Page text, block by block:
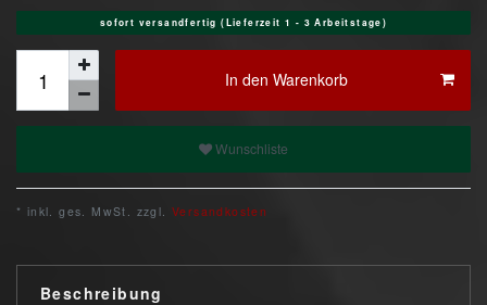
sofort versandfertig (Lieferzeit 1 - 3 Arbeitstage)
In den Warenkorb
Wunschliste
* inkl. ges. MwSt. zzgl. Versandkosten
Beschreibung